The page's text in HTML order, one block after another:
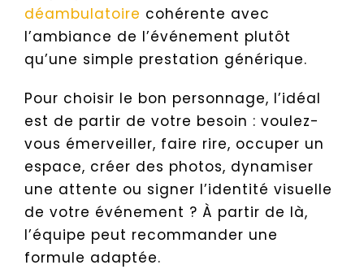
déambulatoire cohérente avec
l’ambiance de l’événement plutôt
qu’une simple prestation générique.
Pour choisir le bon personnage, l’idéal
est de partir de votre besoin : voulez-
vous émerveiller, faire rire, occuper un
espace, créer des photos, dynamiser
une attente ou signer l’identité visuelle
de votre événement ? À partir de là,
l’équipe peut recommander une
formule adaptée.